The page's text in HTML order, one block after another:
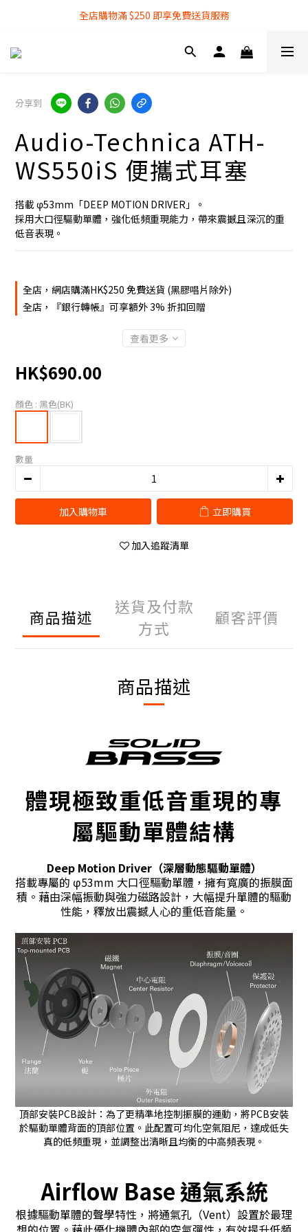
全店購物滿 $250 即享免費送貨服務
全店購物滿 $250 即享免費送貨服務
『銀行轉帳』付款方式 可享額外 3% 折扣回贈
分享到
Audio-Technica ATH-
WS550iS 便攜式耳塞
搭載 φ53mm「DEEP MOTION DRIVER」。
採用大口徑驅動單體，強化低頻重現能力，帶來震撼且深沉的重
低音表現。
全店，網店購滿HK$250 免費送貨 (黑膠唱片除外)
全店，『銀行轉帳』可享額外 3% 折扣回贈
查看更多
HK$690.00
顏色 : 黑色(BK)
數量
加入購物車 立即購買
加入追蹤清單
商品描述
送貨及付款
方式
顧客評價
商品描述
體現極致重低音重現的專
屬驅動單體結構
Deep Motion Driver（深層動態驅動單體）
搭載專屬的 φ53mm 大口徑驅動單體，擁有寬廣的振膜面
積。藉由深幅振動與強力磁路設計，大幅提升單體的驅動
性能，釋放出震撼人心的重低音能量。
頂部安裝PCB設計：為了更精準地控制振膜的運動，將PCB安裝
於驅動單體背面的頂部位置。此配置可均化空氣阻尼，達成低失
真的低頻重現，並調整出清晰且均衡的中高頻表現。
Airflow Base 通氣系統
根據驅動單體的聲學特性，將通氣孔（Vent）設置於最理